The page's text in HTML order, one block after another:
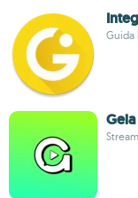
Guida
Gela